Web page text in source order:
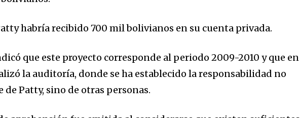
habría recibido 700 mil bolivianos en su cuenta privada.
que este proyecto corresponde al periodo 2009-2010 y que en
la auditoría, donde se ha establecido la responsabilidad no
de Patty, sino de otras personas.